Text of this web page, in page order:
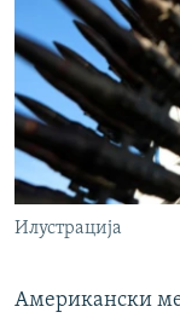
Илустрација
Американски